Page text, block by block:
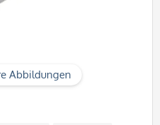
Abbildungen